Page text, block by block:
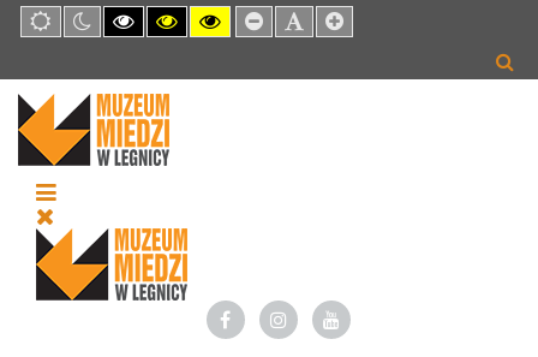
Default
mode
Night
mode
High
Contrast
White
mode
High
Contrast
Yellow
High
Contrast
Black
Set
Smaller
Set
Default
Set
Larger